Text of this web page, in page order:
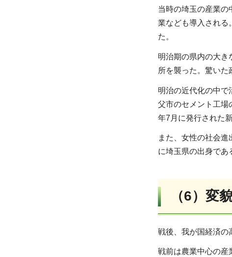
当時の埼玉の産業の
業なども導入される
た。
明治期の県内の大き
所を襲った。驚いた
明治の近代化の中で
父市のセメント工場
年7月に発行された
また、女性の社会
に埼玉県の出身であ
（6）変
戦後、我が国経済の
戦前は農業中心の産